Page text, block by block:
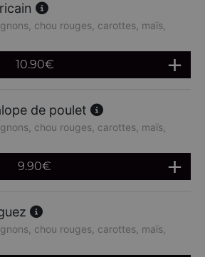
chou rouges, carottes, maïs,
10.90€
de poulet
chou rouges, carottes, maïs,
9.90€
chou rouges, carottes, maïs,